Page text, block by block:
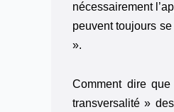
nécessairement
peuvent toujours
».
Comment dire
transversalité »